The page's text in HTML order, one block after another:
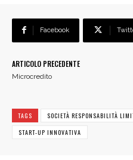
Facebook
ARTICOLO PRECEDENTE
Microcredito
TAGS SOCIETÀ RESPONSABILITÀ
START-UP INNOVATIVA